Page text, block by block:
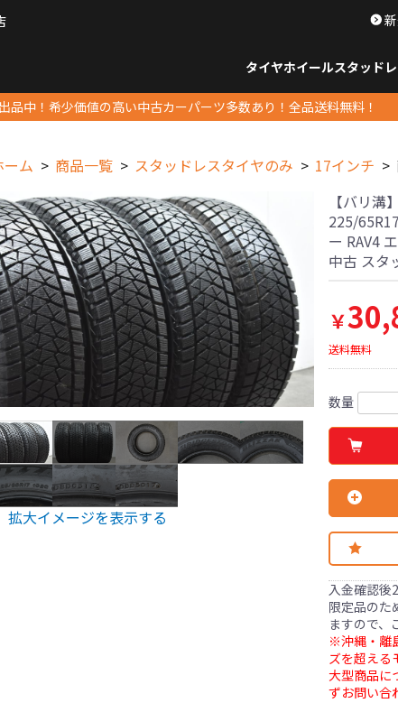
タイヤホイールスタッド
品中！希少価値の高い中古カーパーツ多数あり！全品送料無料！
ーム 商品一覧 スタッドレスタイヤのみ 17インチ
拡大イメージを表示する
【バリ溝
225/
ー RAV4
中古 スタ
￥
送料無料
数量
入金確認後
限定品のた
ますので、
※沖縄・離
ズを超える
大型商品に
ずお問い合